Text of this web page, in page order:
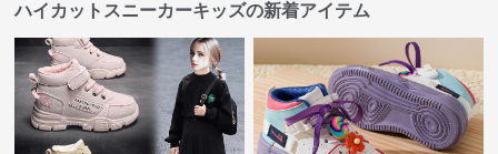
ハイカットスニーカーキッズの新着アイテム